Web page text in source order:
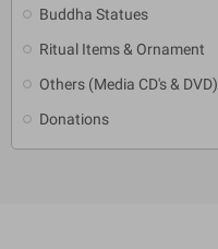
Buddha Statues
Ritual Items & Ornament
Others (Media CD's & DVD)
Donations